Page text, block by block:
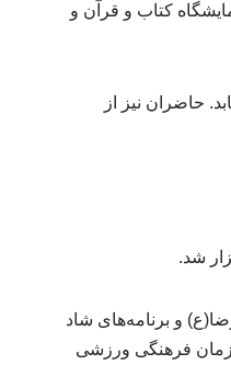
کتاب و قرآن و
حاضران نیز از
شد.
و برنامه‌های شاد
فرهنگی ورزشی